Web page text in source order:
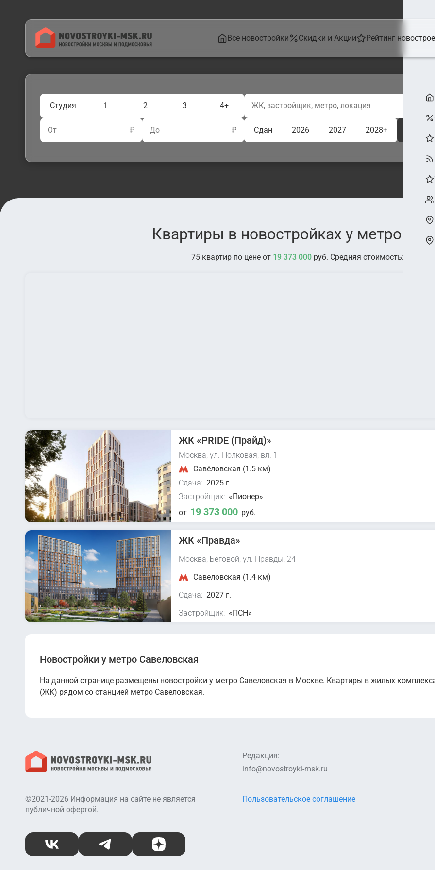
Все новостройки Скидки и Акции Рейтинг
Студия 1 2 3 4+
От ₽ До ₽ Сдан 2026 2027 2028+
Квартиры в новостройках у метро
75 квартир по цене от 19 373 000 руб. Средняя стоимость:
ЖК «PRIDE (Прайд)»
Москва, ул. Полковая, вл. 1
Савёловская (1.5 км)
Сдача: 2025 г.
Застройщик: «Пионер»
от 19 373 000 руб.
ЖК «Правда»
Москва, Беговой, ул. Правды, 24
Савеловская (1.4 км)
Сдача: 2027 г.
Застройщик: «ПСН»
Новостройки у метро Савеловская
На данной странице размещены новостройки у метро Савеловская в Москве. Квартиры в жилых
(ЖК) рядом со станцией метро Савеловская.
Редакция:
info@novostroyki-msk.ru
©2021-2026 Информация на сайте не является
публичной офертой.
Пользовательское соглашение
ВКонтакте Telegram Дзен